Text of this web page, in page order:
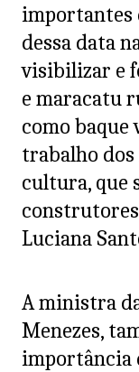
importantes
dessa data
visibilizar e
e maracatu
como baque
trabalho dos
cultura, que
construtores
Luciana
A ministra
Menezes,
importância